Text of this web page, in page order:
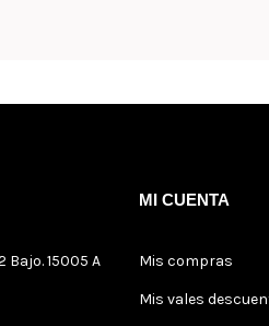
Bajo. 15005 A
MI CUENTA
Mis compras
Mis vales